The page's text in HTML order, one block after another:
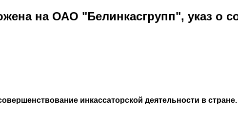
на ОАО "Белинкасгрупп", указ о
инкассаторской деятельности в стране.